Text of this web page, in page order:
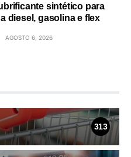
sintético para
diesel, gasolina e flex
AGOSTO 6, 2026
313